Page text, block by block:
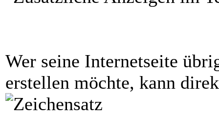
Wer seine Internetseite
erstellen möchte, kann